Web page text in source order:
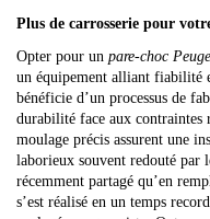
Plus de carrosserie pour
Opter pour un pare-choc
un équipement alliant fiabilité
bénéficie d’un processus de
durabilité face aux contraintes
moulage précis assurent une
laborieux souvent redouté par
récemment partagé qu’en
s’est réalisé en un temps